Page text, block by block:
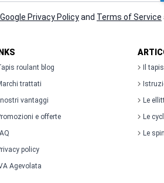
Google Privacy Policyand Terms of Service
roulant blog
trattati
vantaggi
e offerte
policy
Agevolata
Il
Le
Le
Le